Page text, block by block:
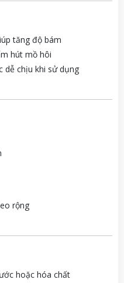
tăng độ bám
hút mồ hôi
dễ chịu khi sử dụng
rộng
hoặc hóa chất